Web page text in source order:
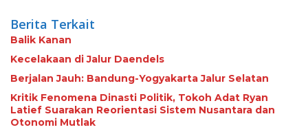
Berita Terkait
Balik Kanan
Kecelakaan di Jalur Daendels
Berjalan Jauh: Bandung-Yogyakarta Jalur Selatan
Kritik Fenomena Dinasti Politik, Tokoh Adat Ryan
Latief Suarakan Reorientasi Sistem Nusantara dan
Otonomi Mutlak